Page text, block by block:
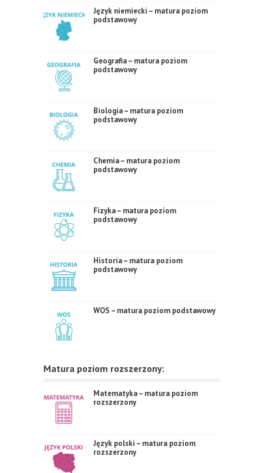
Język niemiecki – matura poziom
podstawowy
Geografia – matura poziom
podstawowy
Biologia – matura poziom
podstawowy
Chemia – matura poziom
podstawowy
Fizyka – matura poziom
podstawowy
Historia – matura poziom
podstawowy
WOS – matura poziom podstawowy
Matura poziom rozszerzony:
Matematyka – matura poziom
rozszerzony
Język polski – matura poziom
rozszerzony